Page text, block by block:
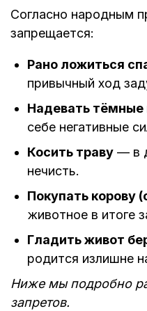
Согласно народным
запрещается:
Рано ложиться
привычный ход
Надевать тёмные
себе негативные
Косить траву — в
нечисть.
Покупать корову
животное в итоге
Гладить живот
родится излишне
Ниже мы подробно
запретов.